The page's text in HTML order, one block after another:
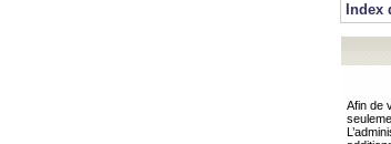
Index
Afin de